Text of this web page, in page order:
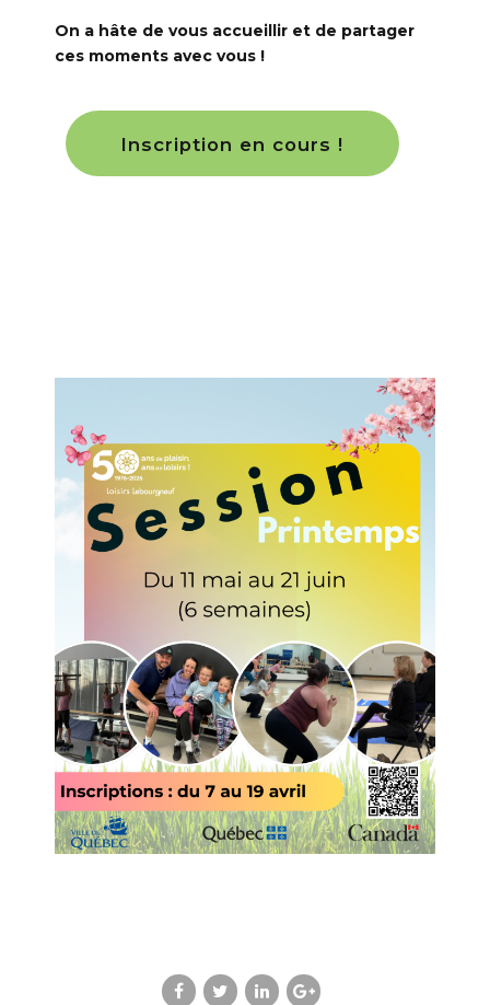
On a hâte de vous accueillir et de partager
ces moments avec vous !
Inscription en cours !